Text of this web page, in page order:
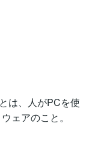
は、人がPCを使
ェアのこと。